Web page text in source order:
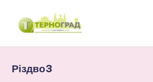
Перейти
р
цікаво
Різдво3